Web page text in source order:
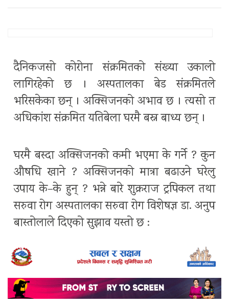
दैनिकजसो कोरोना संक्रमितको संख्या उकालो
लागिरहेको छ । अस्पतालका बेड संक्रमितले
भरिसकेका छन् । अक्सिजनको अभाव छ । त्यसो त
अधिकांश संक्रमित यतिबेला घरमै बस्न बाध्य छन् ।
घरमै बस्दा अक्सिजनको कमी भएमा के गर्ने ? कुन
औषधि खाने ? अक्सिजनको मात्रा बढाउने घरेलु
उपाय के–के हुन् ? भन्ने बारे शुक्रराज ट्रपिकल तथा
सरुवा रोग अस्पतालका सरुवा रोग विशेषज्ञ डा. अनुप
बास्तोलाले दिएको सुझाव यस्तो छ :